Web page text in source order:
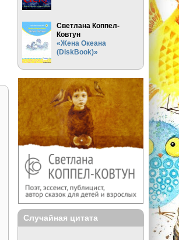
Светлана Коппел-
Ковтун
«Жена Океана
(DiskBook)»
Случайная цитата